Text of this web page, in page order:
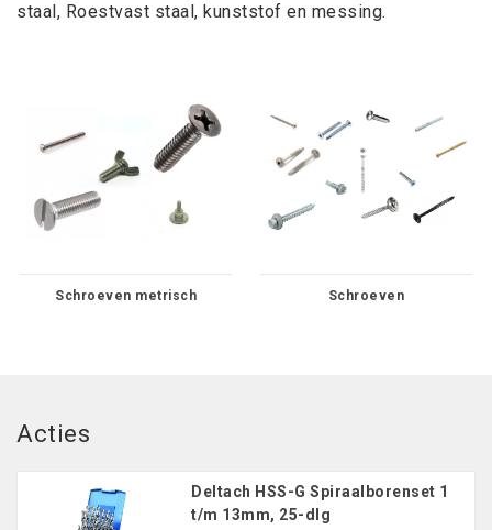
staal, Roestvast staal, kunststof en messing.
Schroeven metrisch Schroeven
Acties
Deltach HSS-G Spiraalborenset 1
t/m 13mm, 25-dlg